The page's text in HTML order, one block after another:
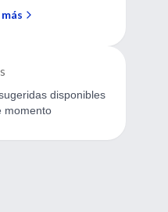
disponibles
momento